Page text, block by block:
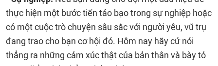
thực hiện một bước tiến táo bạo trong sự nghiệp hoặc
có một cuộc trò chuyện sâu sắc với người yêu, vũ trụ
đang trao cho bạn cơ hội đó. Hôm nay hãy cứ nói
thẳng ra những cảm xúc thật của bản thân và bày tỏ